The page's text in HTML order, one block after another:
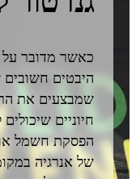
כאשר מדובר על
היבטים חשובים
שמבצעים את
חיוניים
הפסקת חשמל או
של אנרגיה